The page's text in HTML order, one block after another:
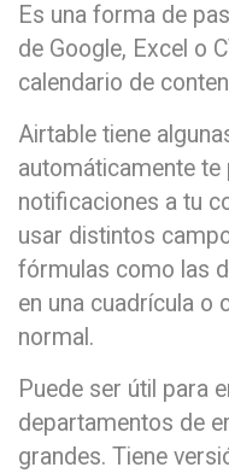
Es una forma de
de Google, Excel o
calendario de
Airtable tiene
automáticamente te
notificaciones a tu
usar distintos
fórmulas como las
en una cuadrícula o
normal.
Puede ser útil para
departamentos de
grandes. Tiene